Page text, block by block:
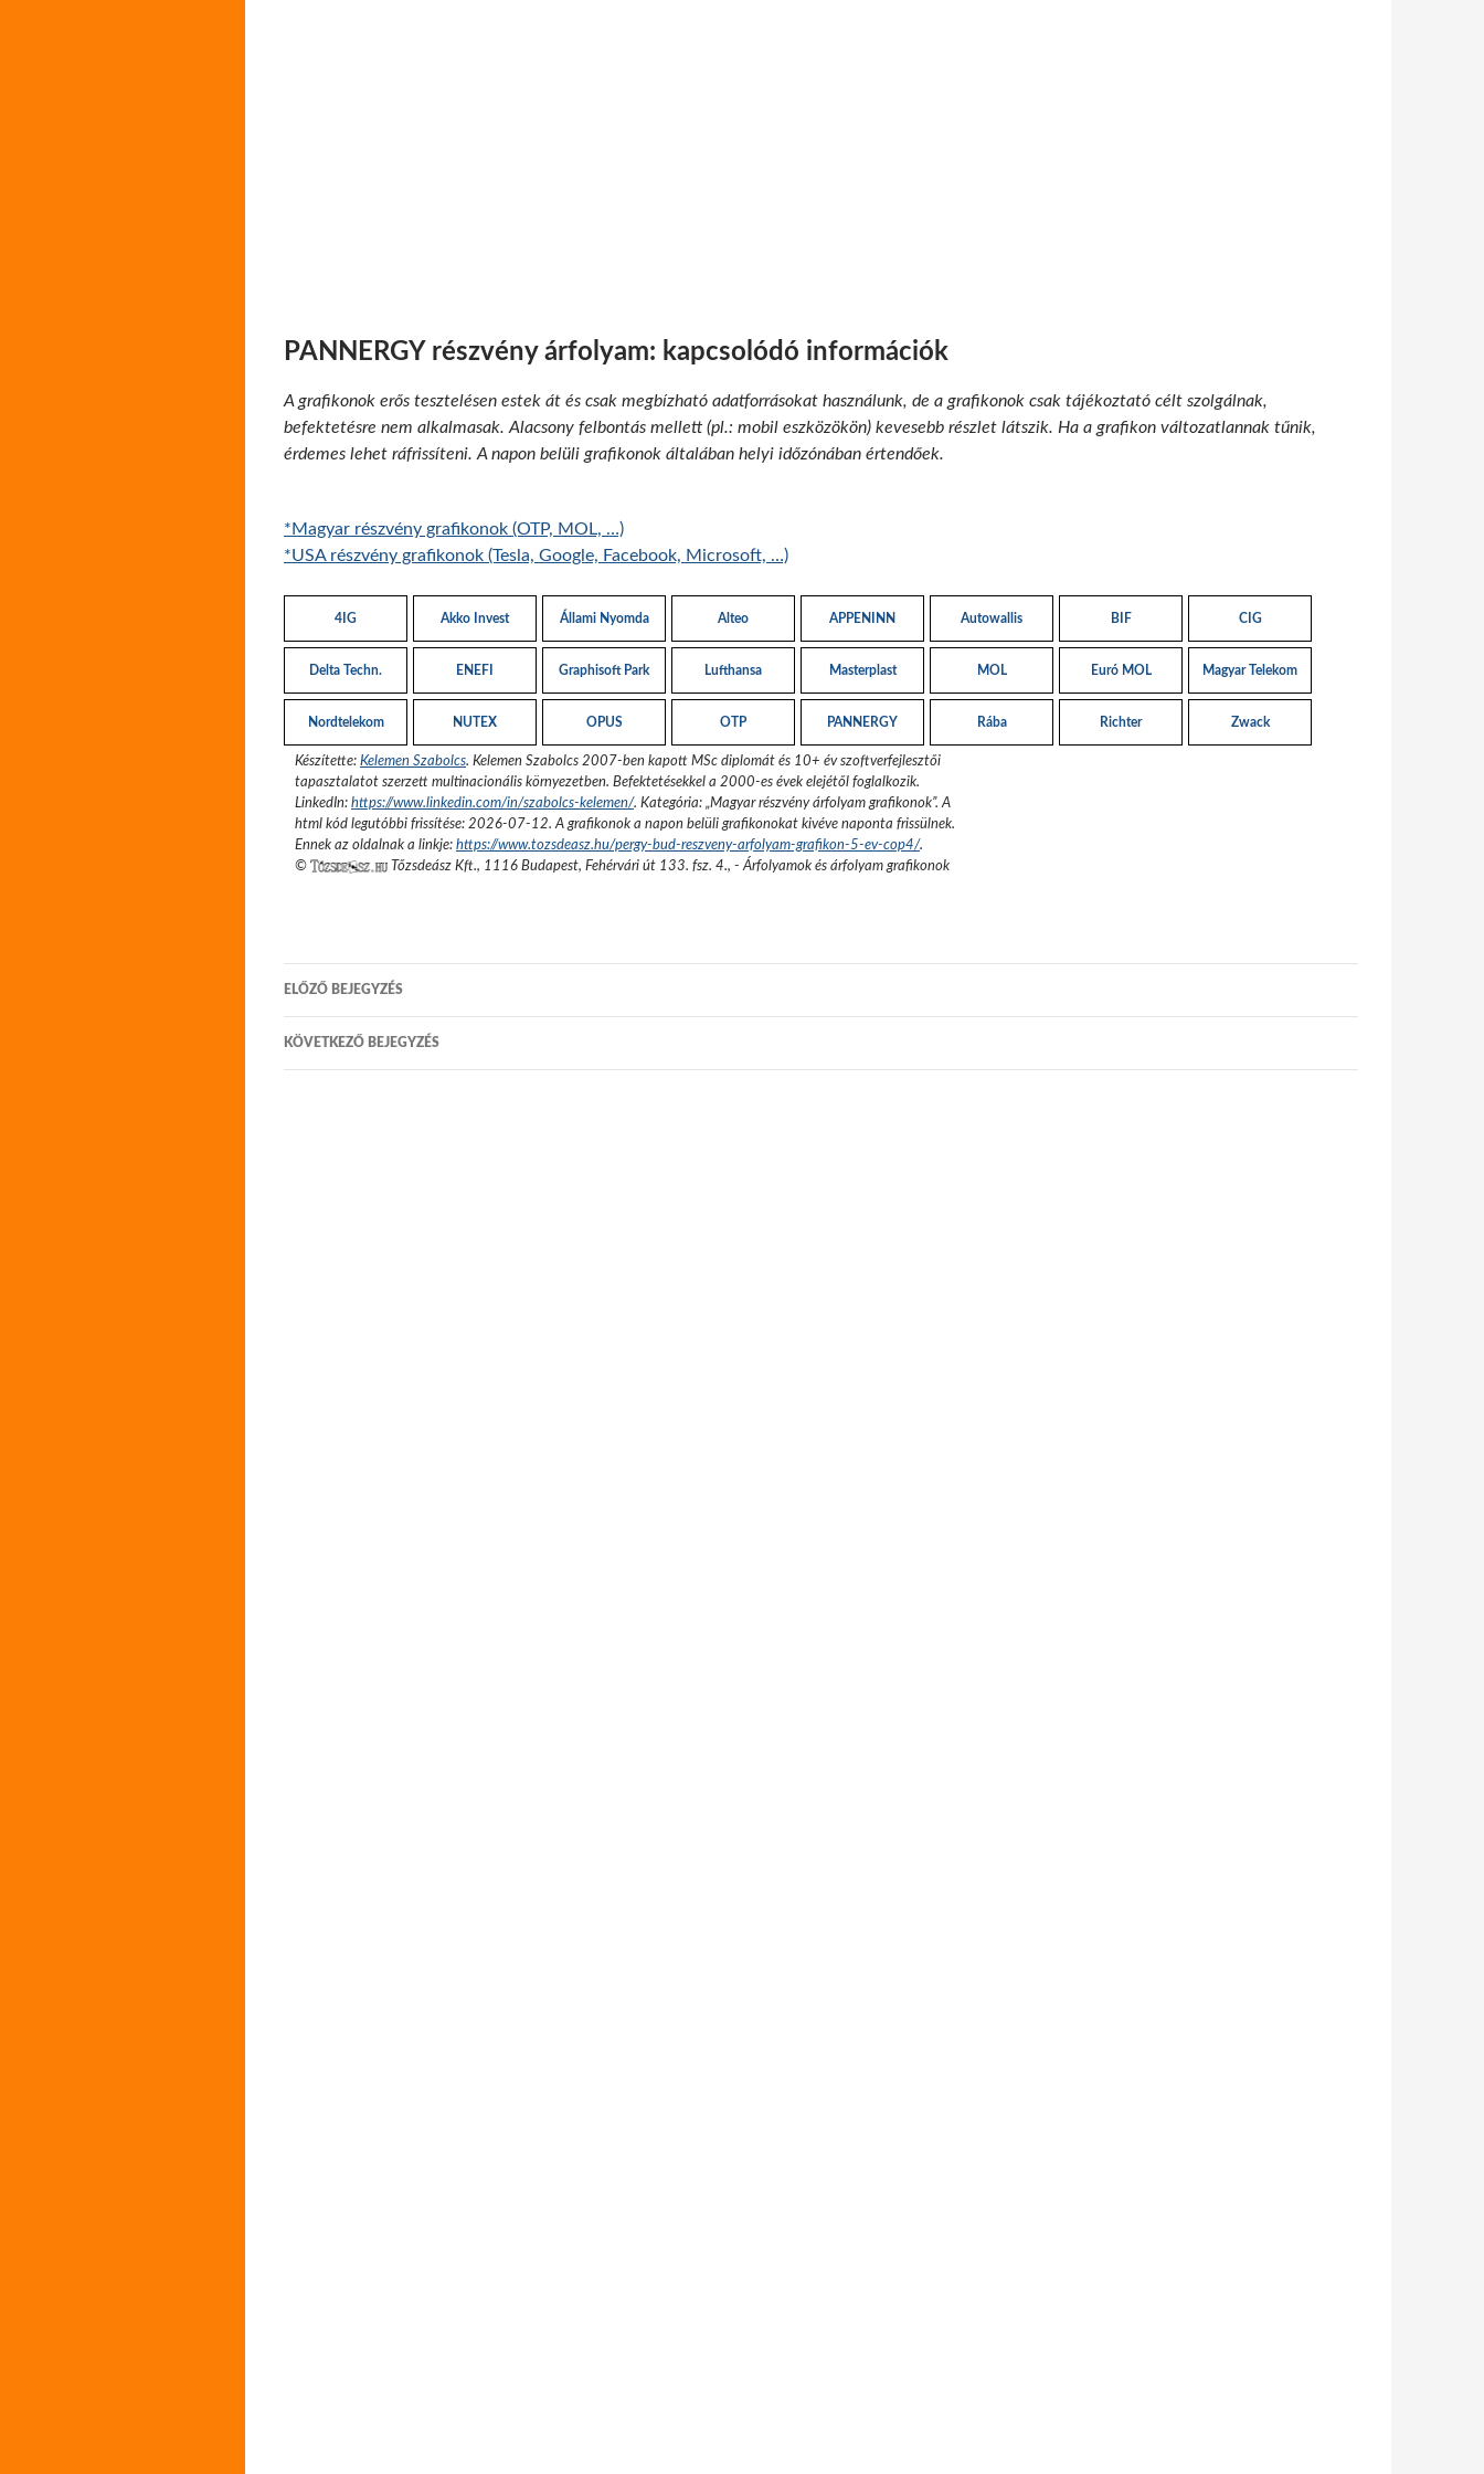
PANNERGY részvény árfolyam: kapcsolódó információk
A grafikonok erős tesztelésen estek át és csak megbízható adatforrásokat használunk, de a grafikonok csak tájékoztató célt szolgálnak,
befektetésre nem alkalmasak. Alacsony felbontás mellett (pl.: mobil eszközökön) kevesebb részlet látszik. Ha a grafikon változatlannak tűnik,
érdemes lehet ráfrissíteni. A napon belüli grafikonok általában helyi időzónában értendőek.
*Magyar részvény grafikonok (OTP, MOL, …)
*USA részvény grafikonok (Tesla, Google, Facebook, Microsoft, …)
4IG Akko Invest Állami Nyomda Alteo APPENINN Autowallis BIF CIG
Delta Techn. ENEFI Graphisoft Park Lufthansa Masterplast MOL Euró MOL Magyar Telekom
Nordtelekom NUTEX OPUS OTP PANNERGY Rába Richter Zwack
Készítette: Kelemen Szabolcs. Kelemen Szabolcs 2007-ben kapott MSc diplomát és 10+ év szoftverfejlesztői
tapasztalatot szerzett multinacionális környezetben. Befektetésekkel a 2000-es évek elejétől foglalkozik.
LinkedIn: https://www.linkedin.com/in/szabolcs-kelemen/. Kategória: „Magyar részvény árfolyam grafikonok”.A
html kód legutóbbi frissítése: 2026-07-12. A grafikonok a napon belüli grafikonokat kivéve naponta frissülnek.
Ennek az oldalnak a linkje: https://www.tozsdeasz.hu/pergy-bud-reszveny-arfolyam-grafikon-5-ev-cop4/.
©
Tőzsdeász Kft., 1116 Budapest, Fehérvári út 133. fsz. 4., - Árfolyamok és árfolyam grafikonok
Bejegyzés
navigáció
ELŐZŐ BEJEGYZÉS
KÖVETKEZŐ BEJEGYZÉS